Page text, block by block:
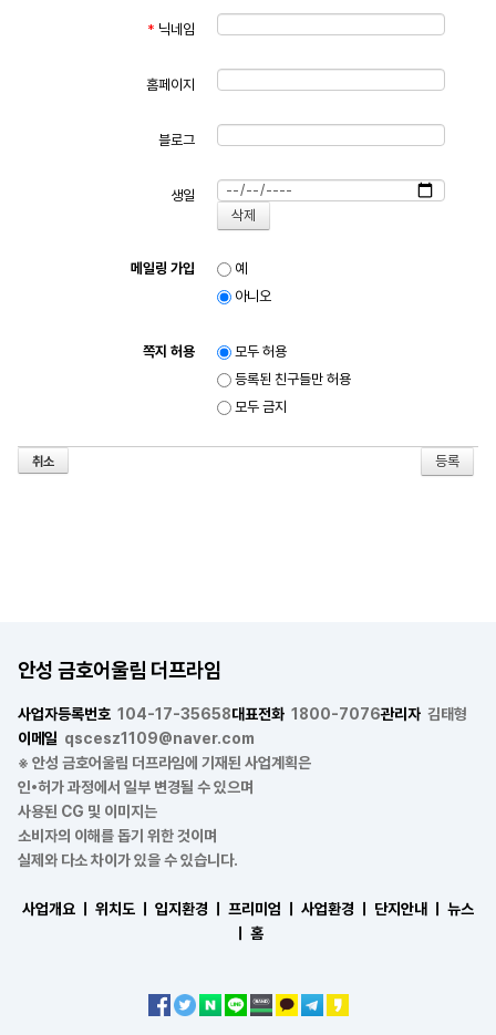
* 닉네임
홈페이지
블로그
생일
메일링 가입
예
아니오
쪽지 허용
모두 허용
등록된 친구들만 허용
모두 금지
취소
안성 금호어울림 더프라임
사업자등록번호 104-17-35658대표전화 1800-7076관리자 김태형
이메일 qscesz1109@naver.com
※ 안성 금호어울림 더프라임에 기재된 사업계획은
인•허가 과정에서 일부 변경될 수 있으며
사용된 CG 및 이미지는
소비자의 이해를 돕기 위한 것이며
실제와 다소 차이가 있을 수 있습니다.
사업개요 ㅣ 위치도 ㅣ 입지환경 ㅣ 프리미엄 ㅣ 사업환경 ㅣ 단지안내 ㅣ
뉴스
홈